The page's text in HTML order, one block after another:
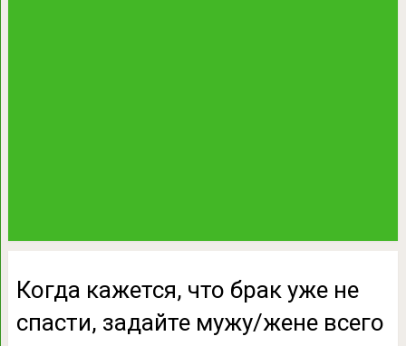
Когда кажется, что брак уже не
спасти, задайте мужу/жене всего